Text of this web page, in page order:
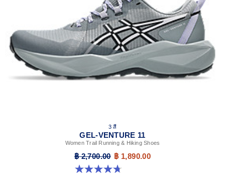
3 สี
GEL-VENTURE 11
Women Trail Running & Hiking Shoes
฿ 2,700.00 ฿ 1,890.00
4.7 จาก 5 ดาว 47 รีวิว